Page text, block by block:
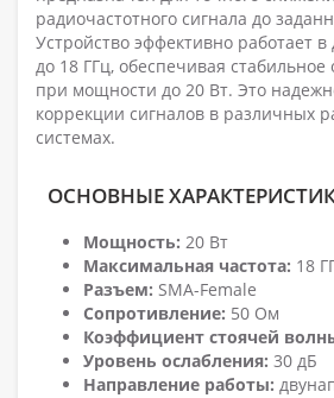
радиочастотного сигнала до
Устройство эффективно работает в
до 18 ГГц, обеспечивая стабильное
при мощности до 20 Вт. Это
коррекции сигналов в различных
системах.
ОСНОВНЫЕ
Мощность: 20 Вт
Максимальная частота: 18
Разъем: SMA-Female
Сопротивление: 50 Ом
Коэффициент стоячей
Уровень ослабления: 30 дБ
Направление работы: